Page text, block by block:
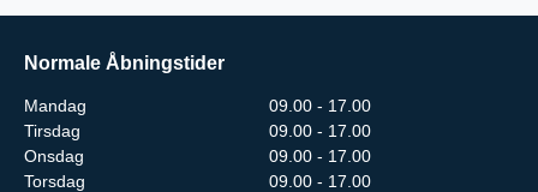
Normale Åbningstider
Mandag
09.00 - 17.00
Tirsdag
09.00 - 17.00
Onsdag
09.00 - 17.00
Torsdag
09.00 - 17.00